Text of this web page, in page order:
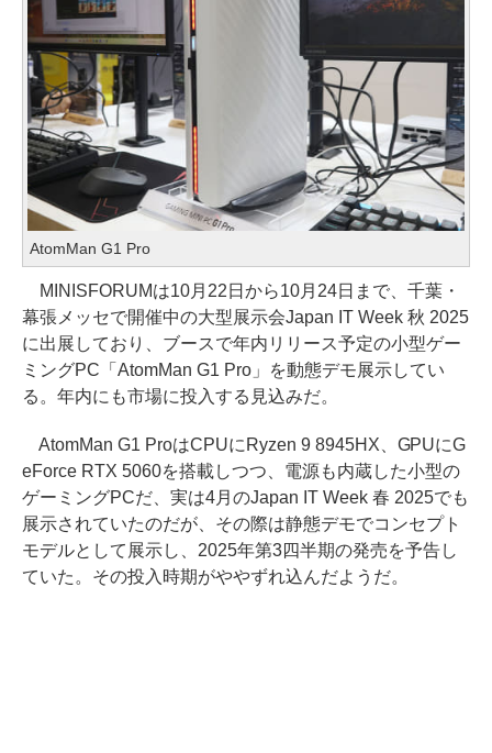
AtomMan G1 Pro
MINISFORUMは10月22日から10月24日まで、千葉・
幕張メッセで開催中の大型展示会Japan IT Week 秋 2025
に出展しており、ブースで年内リリース予定の小型ゲー
ミングPC「AtomMan G1 Pro」を動態デモ展示してい
る。年内にも市場に投入する見込みだ。
AtomMan G1 ProはCPUにRyzen 9 8945HX、GPUにG
eForce RTX 5060を搭載しつつ、電源も内蔵した小型の
ゲーミングPCだ、実は4月のJapan IT Week 春 2025でも
展示されていたのだが、その際は静態デモでコンセプト
モデルとして展示し、2025年第3四半期の発売を予告し
ていた。その投入時期がややずれ込んだようだ。